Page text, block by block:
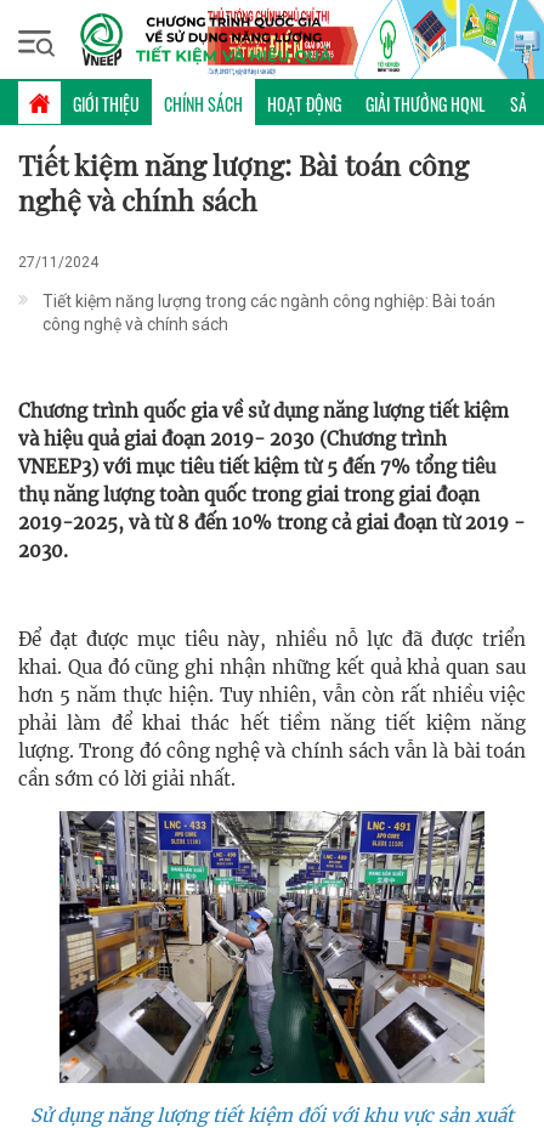
GIỚI THIỆU CHÍNH SÁCH HOẠT ĐỘNG GIẢI THƯỞNG HQNL SẢN
Thứ bảy, 08/08/2026 | 18:52 GMT+7
CHÍNH SÁCH
Tiết kiệm năng lượng: Bài toán công
nghệ và chính sách
27/11/2024
Tiết kiệm năng lượng trong các ngành công nghiệp: Bài toán
công nghệ và chính sách
Chương trình quốc gia về sử dụng năng lượng tiết kiệm
và hiệu quả giai đoạn 2019- 2030 (Chương trình
VNEEP3) với mục tiêu tiết kiệm từ 5 đến 7% tổng tiêu
thụ năng lượng toàn quốc trong giai trong giai đoạn
2019-2025, và từ 8 đến 10% trong cả giai đoạn từ 2019 -
2030.
Để đạt được mục tiêu này, nhiều nỗ lực đã được triển
khai. Qua đó cũng ghi nhận những kết quả khả quan sau
hơn 5 năm thực hiện. Tuy nhiên, vẫn còn rất nhiều việc
phải làm để khai thác hết tiềm năng tiết kiệm năng
lượng. Trong đó công nghệ và chính sách vẫn là bài toán
cần sớm có lời giải nhất.
Sử dụng năng lượng tiết kiệm đối với khu vực sản xuất